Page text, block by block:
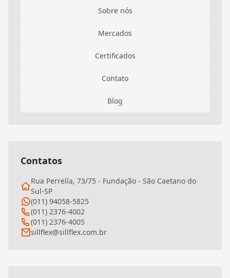
Sobre nós
Mercados
Certificados
Contato
Blog
Contatos
Rua Perrella, 73/75 - Fundação - São Caetano do
Sul-SP
(011) 94058-5825
(011) 2376-4002
(011) 2376-4005
sillflex@sillflex.com.br